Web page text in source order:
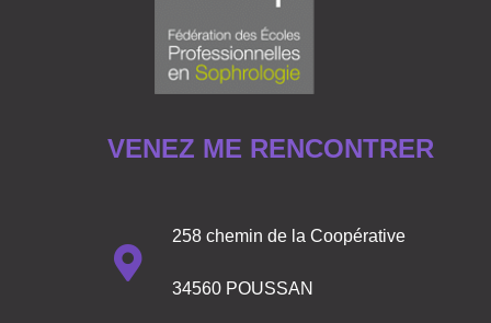
VENEZ ME RENCONTRER
258 chemin de la Coopérative
34560 POUSSAN